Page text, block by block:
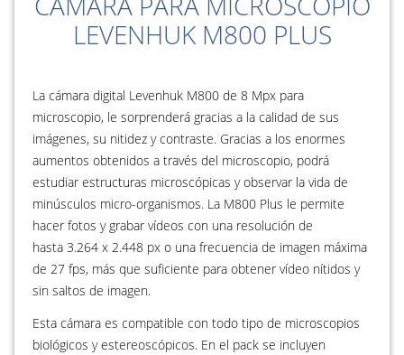
LEVENHUK M800 PLUS
La cámara digital Levenhuk M800 de 8 Mpx para
microscopio, le sorprenderá gracias a la calidad de sus
imágenes, su nitidez y contraste. Gracias a los enormes
aumentos obtenidos a través del microscopio, podrá
estudiar estructuras microscópicas y observar la vida de
minúsculos micro-organismos. La M800 Plus le permite
hacer fotos y grabar vídeos con una resolución de
hasta 3.264 x 2.448 px o una frecuencia de imagen máxima
de 27 fps, más que suficiente para obtener vídeo nítidos y
sin saltos de imagen.
Esta cámara es compatible con todo tipo de microscopios
biológicos y estereoscópicos. En el pack se incluyen